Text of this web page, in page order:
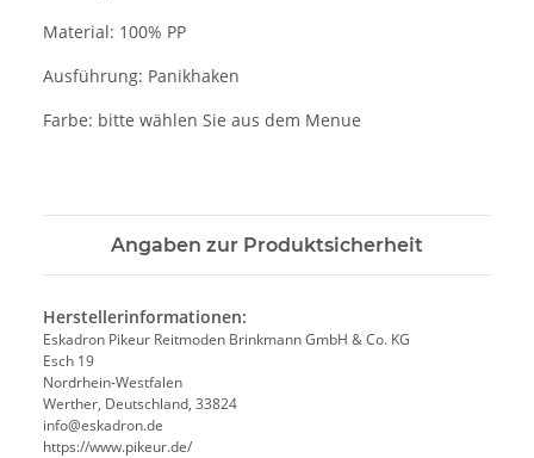
Material: 100% PP
Ausführung: Panikhaken
Farbe: bitte wählen Sie aus dem Menue
Angaben zur Produktsicherheit
Herstellerinformationen:
Eskadron Pikeur Reitmoden Brinkmann GmbH & Co. KG
Esch 19
Nordrhein-Westfalen
Werther, Deutschland, 33824
info@eskadron.de
https://www.pikeur.de/